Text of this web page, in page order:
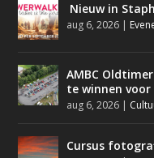
Nieuw in
aug 6, 2026 |
AMBC
te winnen
aug 6, 2026 |
Cursus